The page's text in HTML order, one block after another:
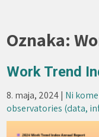
Oznaka:
Work Trend
8. maja, 2024| Ni
observatories (data,